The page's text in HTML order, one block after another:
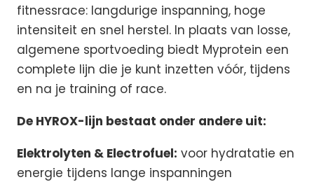
fitnessrace: langdurige inspanning, hoge
intensiteit en snel herstel. In plaats van losse,
algemene sportvoeding biedt Myprotein een
complete lijn die je kunt inzetten vóór, tijdens
en na je training of race.
De HYROX-lijn bestaat onder andere uit:
Elektrolyten & Electrofuel: voor hydratatie en
energie tijdens lange inspanningen